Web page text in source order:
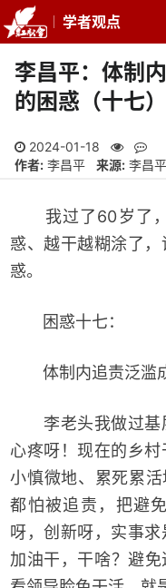
学者观点
李昌平：体制
的困惑（十七）
2024-01-18
作者: 李昌平 来源: 李昌
我过了60岁了，
惑、越干越糊涂了
惑。
困惑十七：
体制内追责泛滥成
李老头我做过基层
心疼呀！现在的乡
小慎微地、累死累
都怕被追责，把避
呀，创新呀，实事
加油干，干啥？避